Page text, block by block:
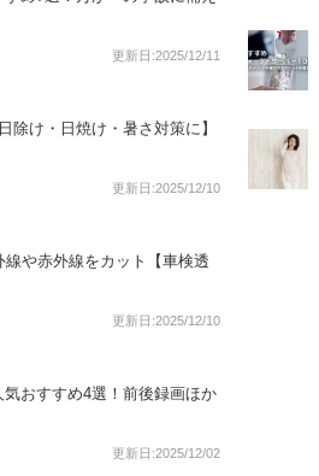
更新日:2025/12/11
除け・日焼け・暑さ対策に】
更新日:2025/12/10
や赤外線をカット【車検透
更新日:2025/12/10
おすすめ4選！前後録画ほか
更新日:2025/12/02